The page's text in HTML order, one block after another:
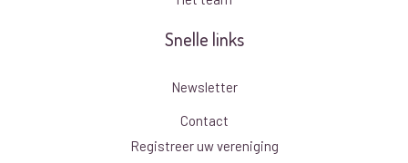
Snelle links
Newsletter
Contact
Registreer uw vereniging